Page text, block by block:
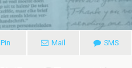
Pin Mail SMS